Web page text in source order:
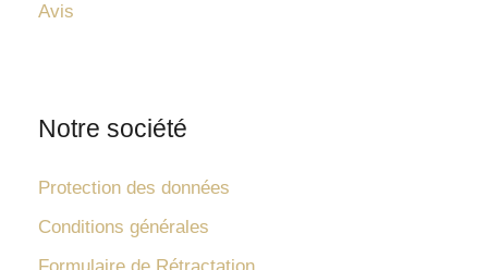
Avis
Notre société
Protection des données
Conditions générales